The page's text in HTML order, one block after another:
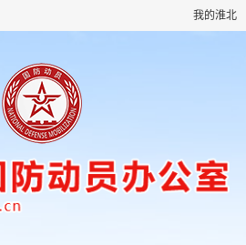
我的淮北